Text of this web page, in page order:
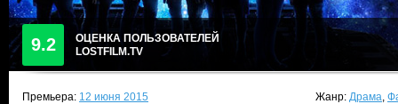
9.2
ОЦЕНКА ПОЛЬЗОВАТЕЛЕЙ
LOSTFILM.TV
Премьера: 12 июня 2015
Жанр: Драма,